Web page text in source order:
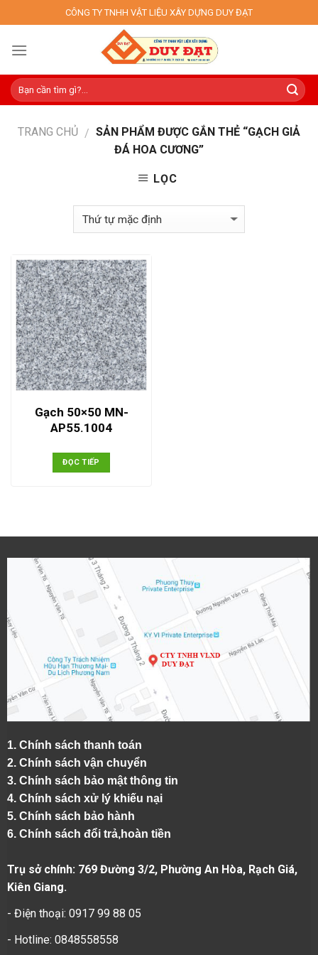
to
content
CÔNG TY TNHH VẬT LIỆU XÂY DỰNG DUY ĐẠT
TRANG CHỦ / SẢN PHẨM ĐƯỢC GẮN THẺ “GẠCH GIẢ
ĐÁ HOA CƯƠNG”
LỌC
Gạch 50×50 MN-
AP55.1004
ĐỌC TIẾP
1. Chính sách thanh toán
2. Chính sách vận chuyển
3. Chính sách bảo mật thông tin
4. Chính sách xử lý khiếu nại
5. Chính sách bảo hành
6. Chính sách đổi trả,hoàn tiền
Trụ sở chính: 769 Đường 3/2, Phường An Hòa, Rạch Giá,
Kiên Giang.
- Điện thoại: 0917 99 88 05
- Hotline: 0848558558